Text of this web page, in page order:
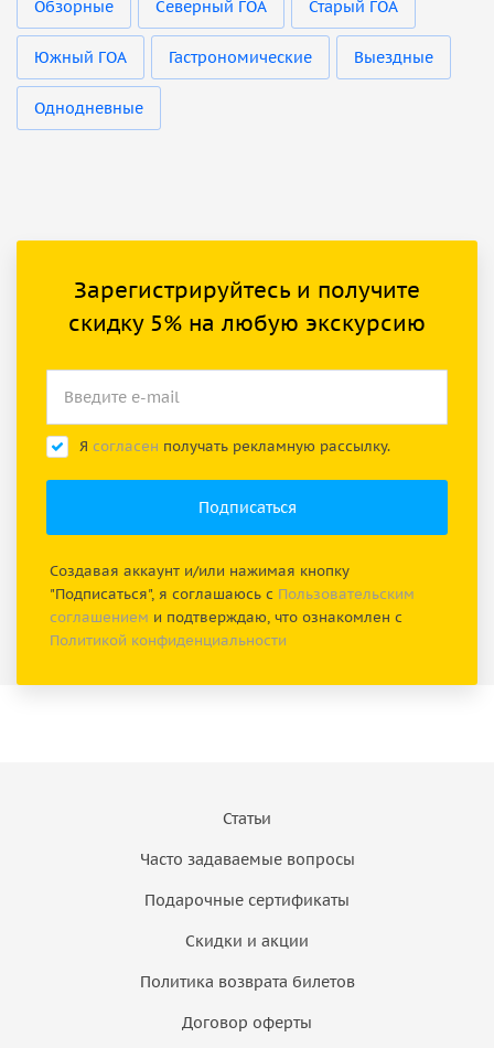
Обзорные Северный ГОА Старый ГОА
Южный ГОА Гастрономические Выездные
Однодневные
Зарегистрируйтесь и получите
скидку 5% на любую экскурсию
Я согласен получать рекламную рассылку.
Создавая аккаунт и/или нажимая кнопку
"Подписаться", я соглашаюсь с Пользовательским
соглашением и подтверждаю, что ознакомлен с
Политикой конфиденциальности
Статьи
Часто задаваемые вопросы
Подарочные сертификаты
Скидки и акции
Политика возврата билетов
Договор оферты